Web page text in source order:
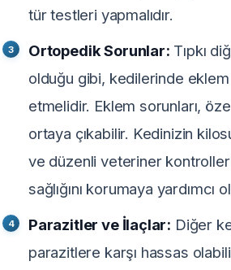
tür testleri yapmalıdır.
Ortopedik Sorunlar: Tıpkı
olduğu gibi, kedilerinde eklem
etmelidir. Eklem sorunları,
ortaya çıkabilir. Kedinizin
ve düzenli veteriner
sağlığını korumaya yardımcı
Parazitler ve İlaçlar: Diğer
parazitlere karşı hassas